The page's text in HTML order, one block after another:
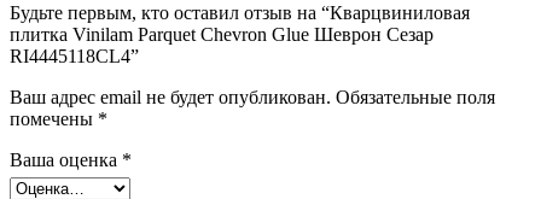
Будьте первым, кто оставил отзыв на “Кварцвиниловая
плитка Vinilam Parquet Chevron Glue Шеврон Сезар
RI4445118CL4”
Ваш адрес email не будет опубликован. Обязательные поля
помечены *
Ваша оценка *